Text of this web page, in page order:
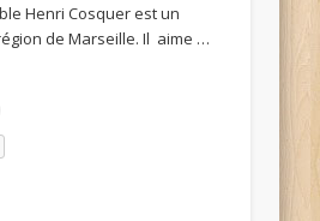
Henri Cosquer est un
de Marseille. Il aime …